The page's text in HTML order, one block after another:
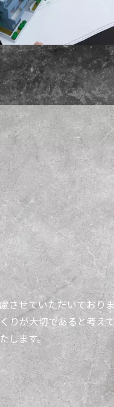
させていただいており
りが大切であると考え
します。